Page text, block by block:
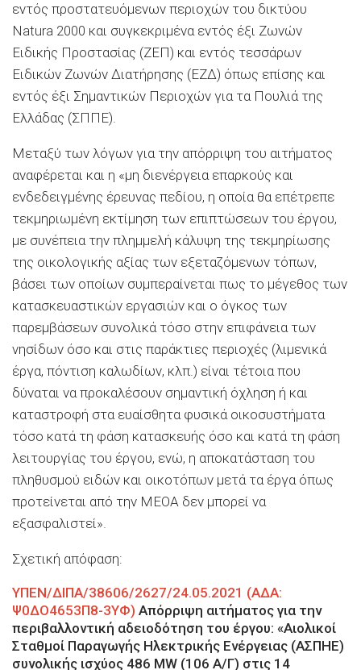
εντός προστατευόμενων περιοχών του δικτύου
Natura 2000 και συγκεκριμένα εντός έξι Ζωνών
Ειδικής Προστασίας (ΖΕΠ) και εντός τεσσάρων
Ειδικών Ζωνών Διατήρησης (ΕΖΔ) όπως επίσης και
εντός έξι Σημαντικών Περιοχών για τα Πουλιά της
Ελλάδας (ΣΠΠΕ).
Μεταξύ των λόγων για την απόρριψη του αιτήματος
αναφέρεται και η «μη διενέργεια επαρκούς και
ενδεδειγμένης έρευνας πεδίου, η οποία θα επέτρεπε
τεκμηριωμένη εκτίμηση των επιπτώσεων του έργου,
με συνέπεια την πλημμελή κάλυψη της τεκμηρίωσης
της οικολογικής αξίας των εξεταζόμενων τόπων,
βάσει των οποίων συμπεραίνεται πως το μέγεθος των
κατασκευαστικών εργασιών και ο όγκος των
παρεμβάσεων συνολικά τόσο στην επιφάνεια των
νησίδων όσο και στις παράκτιες περιοχές (λιμενικά
έργα, πόντιση καλωδίων, κλπ.) είναι τέτοια που
δύναται να προκαλέσουν σημαντική όχληση ή και
καταστροφή στα ευαίσθητα φυσικά οικοσυστήματα
τόσο κατά τη φάση κατασκευής όσο και κατά τη φάση
λειτουργίας του έργου, ενώ, η αποκατάσταση του
πληθυσμού ειδών και οικοτόπων μετά τα έργα όπως
προτείνεται από την ΜΕΟΑ δεν μπορεί να
εξασφαλιστεί».
Σχετική απόφαση:
ΥΠΕΝ/ΔΙΠΑ/38606/2627/24.05.2021 (ΑΔΑ:
Ψ0ΔΟ4653Π8-3ΥΦ) Απόρριψη αιτήματος για την
περιβαλλοντική αδειοδότηση του έργου: «Αιολικοί
Σταθμοί Παραγωγής Ηλεκτρικής Ενέργειας (ΑΣΠΗΕ)
συνολικής ισχύος 486 MW (106 Α/Γ) στις 14